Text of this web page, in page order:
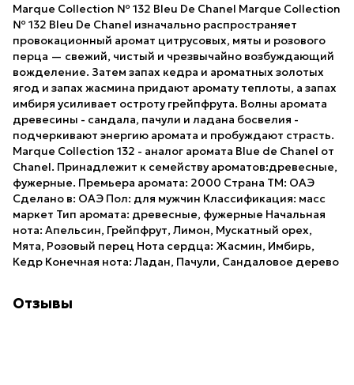
Marque Collection № 132 Bleu De Chanel Marque Collection
№ 132 Bleu De Chanel изначально распространяет
провокационный аромат цитрусовых, мяты и розового
перца — свежий, чистый и чрезвычайно возбуждающий
вожделение. Затем запах кедра и ароматных золотых
ягод и запах жасмина придают аромату теплоты, а запах
имбиря усиливает остроту грейпфрута. Волны аромата
древесины - сандала, пачули и ладана босвелия -
подчеркивают энергию аромата и пробуждают страсть.
Marque Collection 132 - аналог аромата Blue de Chanel от
Chanel. Принадлежит к семейству ароматов:древесные,
фужерные. Премьера аромата: 2000 Страна ТМ: ОАЭ
Сделано в: ОАЭ Пол: для мужчин Классификация: масс
маркет Тип аромата: древесные, фужерные Начальная
нота: Апельсин, Грейпфрут, Лимон, Мускатный орех,
Мята, Розовый перец Нота сердца: Жасмин, Имбирь,
Кедр Конечная нота: Ладан, Пачули, Сандаловое дерево
Отзывы